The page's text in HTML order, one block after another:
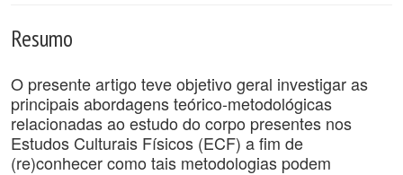
Resumo
O presente artigo teve objetivo geral investigar as
principais abordagens teórico-metodológicas
relacionadas ao estudo do corpo presentes nos
Estudos Culturais Físicos (ECF) a fim de
(re)conhecer como tais metodologias podem